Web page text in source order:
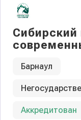
Барнаул
Аккредитован